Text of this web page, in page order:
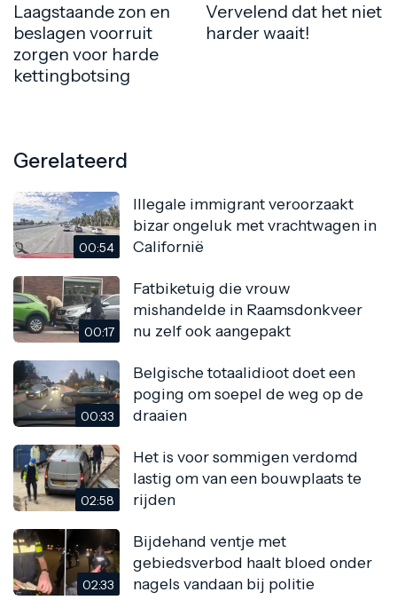
Laagstaande zon en
beslagen voorruit
zorgen voor harde
kettingbotsing
Vervelend dat het niet
harder waait!
Gerelateerd
00:54
Illegale immigrant veroorzaakt
bizar ongeluk met vrachtwagen in
Californië
00:17
Fatbiketuig die vrouw
mishandelde in Raamsdonkveer
nu zelf ook aangepakt
00:33
Belgische totaalidioot doet een
poging om soepel de weg op de
draaien
02:58
Het is voor sommigen verdomd
lastig om van een bouwplaats te
rijden
02:33
Bijdehand ventje met
gebiedsverbod haalt bloed onder
nagels vandaan bij politie